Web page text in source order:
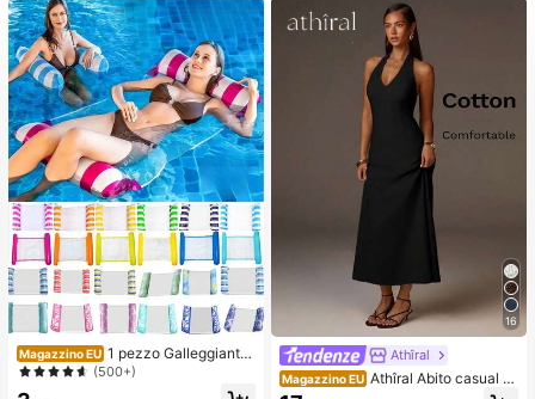
Magazzino EU 1 pezzo Galleggiante
gonfiabile per adulti, amaca gallegg
iante, giocattolo galleggiante per pi
(500+)
16
Athîral
Magazzino EU Athîral Abito casual d
a donna per vacanze, con scollo a